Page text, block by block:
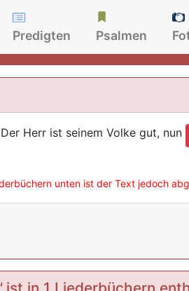
Predigten Psalmen
Herr ist seinem Volke gut, nun
unten ist der Text jedoch